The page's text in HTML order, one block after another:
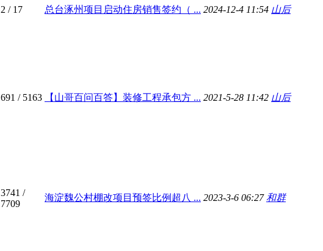
2 / 17 总台涿州项目启动住房销售签约（ ... 2024-12-4 11:54 山后
691 / 5163 【山哥百问百答】装修工程承包方 ... 2021-5-28 11:42 山后
3741 /
7709
海淀魏公村棚改项目预签比例超八 ... 2023-3-6 06:27和群